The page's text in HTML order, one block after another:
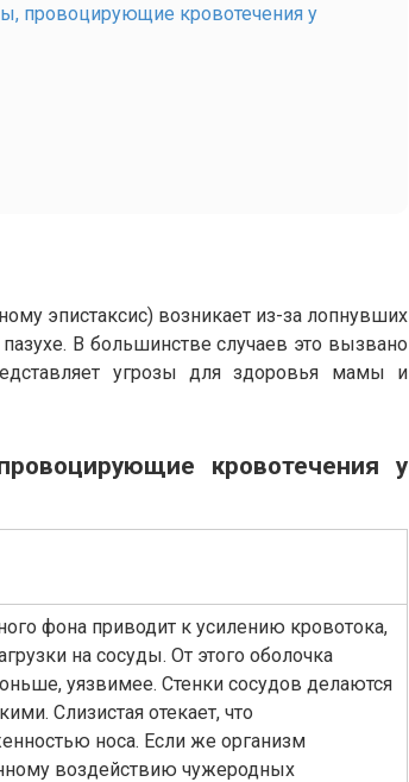
провоцирующие кровотечения у
эпистаксис) возникает из-за лопнувших
В большинстве случаев это вызвано
угрозы для здоровья мамы и
кровотечения у
фона приводит к усилению кровотока,
на сосуды. От этого оболочка
уязвимее. Стенки сосудов делаются
Слизистая отекает, что
носа. Если же организм
воздействию чужеродных